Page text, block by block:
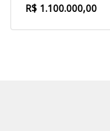
R$ 1.100.000,00